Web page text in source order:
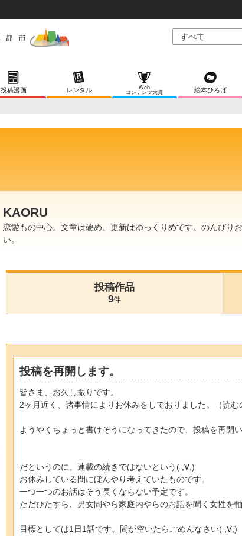
投稿漫画 レンタル
Web
コンテンツ大賞
絵本ひろば
KAORU
恋愛もの中心。文章は硬め。更新はゆっくりめです。のんびり
い。
投稿作品
9件
投稿を再開します。
皆さま、お久し振りです。
2ヶ月近く、諸事情によりお休みをしておりました。（読む
ようやくちょっと書けそうになってきたので、投稿を再開い
だというのに。連載の続きではないという( ;∀;)
お休みしている間にぼんやり考えていたものです。
一つ一つのお話はそう長くならない予定です。
ただひたすら、男女間やら家庭内やらのお話を聞く女性を
目標としては1日1話です。間が空いたらごめんなさい( ;∀;)